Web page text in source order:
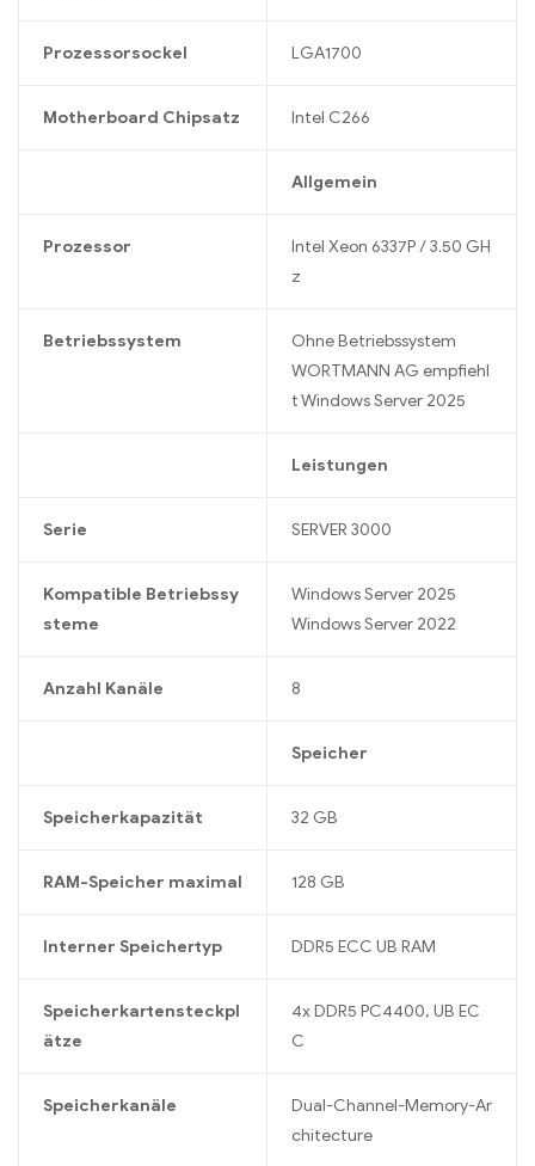
Prozessorsockel LGA1700
Motherboard Chipsatz Intel C266
Allgemein
Prozessor
Intel Xeon 6337P / 3.50 GH
z
Betriebssystem
Ohne Betriebssystem
WORTMANN AG empfiehl
t Windows Server 2025
Leistungen
Serie SERVER 3000
Kompatible Betriebssy
steme
Windows Server 2025
Windows Server 2022
Anzahl Kanäle 8
Speicher
Speicherkapazität 32 GB
RAM-Speicher maximal 128 GB
Interner Speichertyp DDR5 ECC UB RAM
Speicherkartensteckpl
ätze
4x DDR5 PC4400, UB EC
C
Speicherkanäle
Dual-Channel-Memory-Ar
chitecture